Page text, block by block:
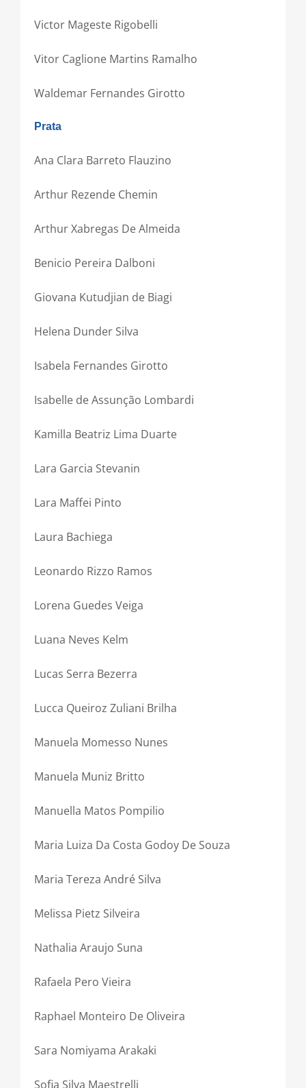
Victor Mageste Rigobelli
Vitor Caglione Martins Ramalho
Waldemar Fernandes Girotto
Prata
Ana Clara Barreto Flauzino
Arthur Rezende Chemin
Arthur Xabregas De Almeida
Benicio Pereira Dalboni
Giovana Kutudjian de Biagi
Helena Dunder Silva
Isabela Fernandes Girotto
Isabelle de Assunção Lombardi
Kamilla Beatriz Lima Duarte
Lara Garcia Stevanin
Lara Maffei Pinto
Laura Bachiega
Leonardo Rizzo Ramos
Lorena Guedes Veiga
Luana Neves Kelm
Lucas Serra Bezerra
Lucca Queiroz Zuliani Brilha
Manuela Momesso Nunes
Manuela Muniz Britto
Manuella Matos Pompilio
Maria Luiza Da Costa Godoy De Souza
Maria Tereza André Silva
Melissa Pietz Silveira
Nathalia Araujo Suna
Rafaela Pero Vieira
Raphael Monteiro De Oliveira
Sara Nomiyama Arakaki
Sofia Silva Maestrelli